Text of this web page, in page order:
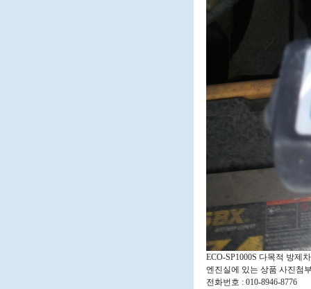
ECO-SP1000S 다목적 방제
엔진실에 있는 상품 사진첨
전화번호 : 010-8946-8776